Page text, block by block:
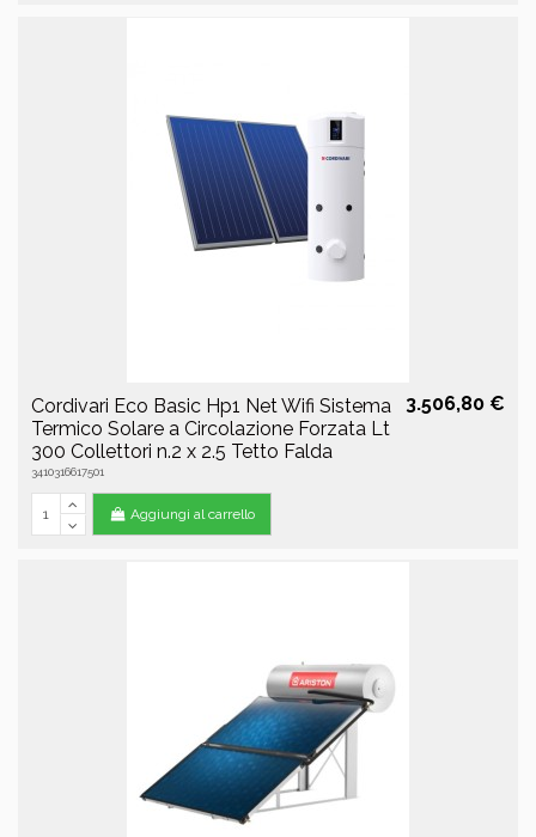
Cordivari Eco Basic Hp1 Net Wifi Sistema
Termico Solare a Circolazione Forzata Lt
300 Collettori n.2 x 2.5 Tetto Falda
3410316617501
3.506,80 €
Aggiungi al carrello